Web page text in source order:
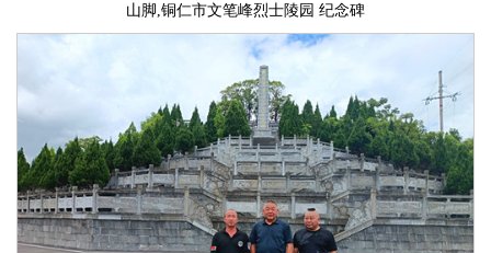
山脚,铜仁市文笔峰烈士陵园 纪念碑